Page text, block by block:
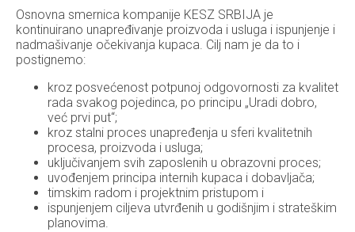
Osnovna smernica kompanije KESZ SRBIJA je
kontinuirano unapređivanje proizvoda i usluga i ispunjenje i
nadmašivanje očekivanja kupaca. Cilj nam je da to i
postignemo:
kroz posvećenost potpunoj odgovornosti za kvalitet
rada svakog pojedinca, po principu „Uradi dobro,
već prvi put“;
kroz stalni proces unapređenja u sferi kvalitetnih
procesa, proizvoda i usluga;
uključivanjem svih zaposlenih u obrazovni proces;
uvođenjem principa internih kupaca i dobavljača;
timskim radom i projektnim pristupom i
ispunjenjem ciljeva utvrđenih u godišnjim i strateškim
planovima.